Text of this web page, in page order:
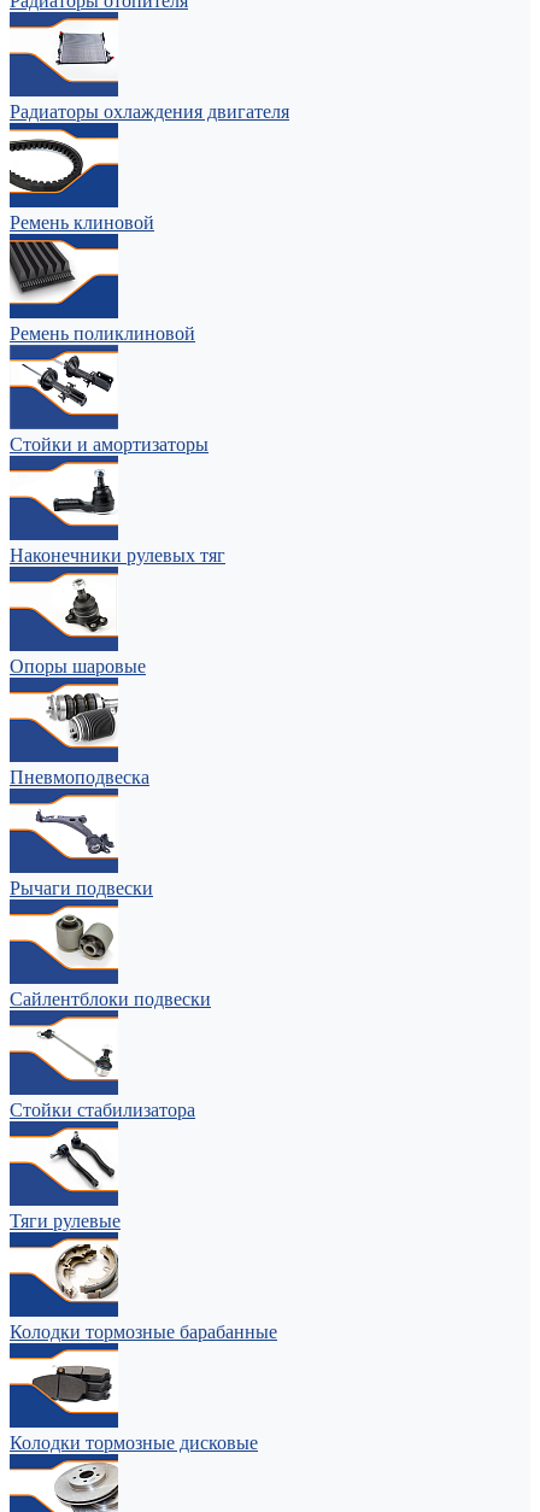
Радиаторы охлаждения двигателя
Ремень клиновой
Ремень поликлиновой
Стойки и амортизаторы
Наконечники рулевых тяг
Опоры шаровые
Пневмоподвеска
Рычаги подвески
Сайлентблоки подвески
Стойки стабилизатора
Тяги рулевые
Колодки тормозные барабанные
Колодки тормозные дисковые